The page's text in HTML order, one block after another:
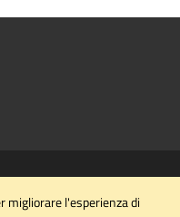
migliorare l'esperienza di